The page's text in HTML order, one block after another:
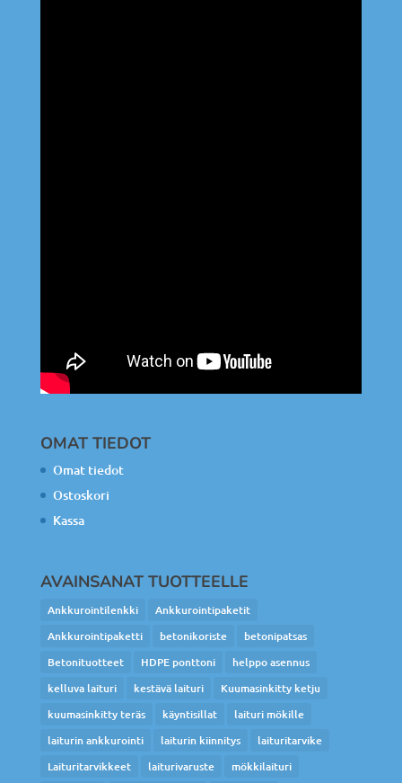
OMAT TIEDOT
Omat tiedot
Ostoskori
Kassa
AVAINSANAT TUOTTEELLE
Ankkurointilenkki
Ankkurointipaketit
Ankkurointipaketti
betonikoriste
betonipatsas
Betonituotteet
HDPE ponttoni
helppo asennus
kelluva laituri
kestävä laituri
Kuumasinkitty ketju
kuumasinkitty teräs
käyntisillat
laituri mökille
laiturin ankkurointi
laiturin kiinnitys
laituritarvike
Laituritarvikkeet
laiturivaruste
mökkilaituri